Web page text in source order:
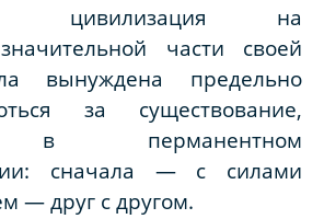
цивилизация на
части своей
вынуждена предельно
за существование,
в перманентном
сначала — с силами
— друг с другом.